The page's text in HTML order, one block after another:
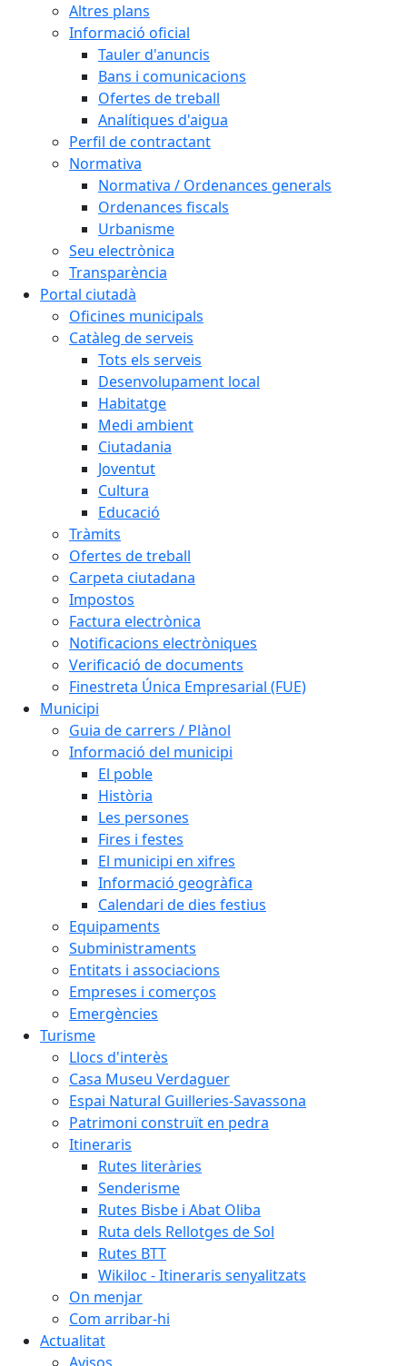
Altres plans
Informació oficial
Tauler d'anuncis
Bans i comunicacions
Ofertes de treball
Analítiques d'aigua
Perfil de contractant
Normativa
Normativa / Ordenances generals
Ordenances fiscals
Urbanisme
Seu electrònica
Transparència
Portal ciutadà
Oficines municipals
Catàleg de serveis
Tots els serveis
Desenvolupament local
Habitatge
Medi ambient
Ciutadania
Joventut
Cultura
Educació
Tràmits
Ofertes de treball
Carpeta ciutadana
Impostos
Factura electrònica
Notificacions electròniques
Verificació de documents
Finestreta Única Empresarial (FUE)
Municipi
Guia de carrers / Plànol
Informació del municipi
El poble
Història
Les persones
Fires i festes
El municipi en xifres
Informació geogràfica
Calendari de dies festius
Equipaments
Subministraments
Entitats i associacions
Empreses i comerços
Emergències
Turisme
Llocs d'interès
Casa Museu Verdaguer
Espai Natural Guilleries-Savassona
Patrimoni construït en pedra
Itineraris
Rutes literàries
Senderisme
Rutes Bisbe i Abat Oliba
Ruta dels Rellotges de Sol
Rutes BTT
Wikiloc - Itineraris senyalitzats
On menjar
Com arribar-hi
Actualitat